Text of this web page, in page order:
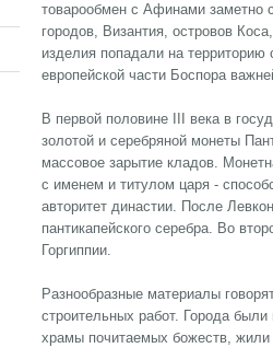
товарообмен с Афинами заметно
городов, Византия, островов
изделия попадали на территорию
европейской части Боспора
В первой половине III века в
золотой и серебряной монеты
массовое зарытие кладов.
с именем и титулом царя -
авторитет династии. После
пантикапейского серебра. Во
Горгиппии.
Разнообразные материалы
строительных работ. Города
храмы почитаемых божеств,